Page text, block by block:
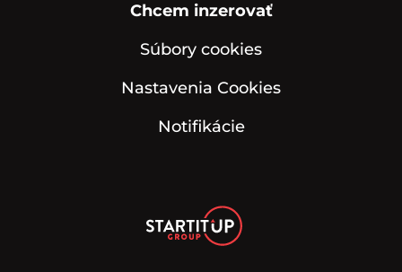
Chcem inzerovať
Súbory cookies
Nastavenia Cookies
Notifikácie